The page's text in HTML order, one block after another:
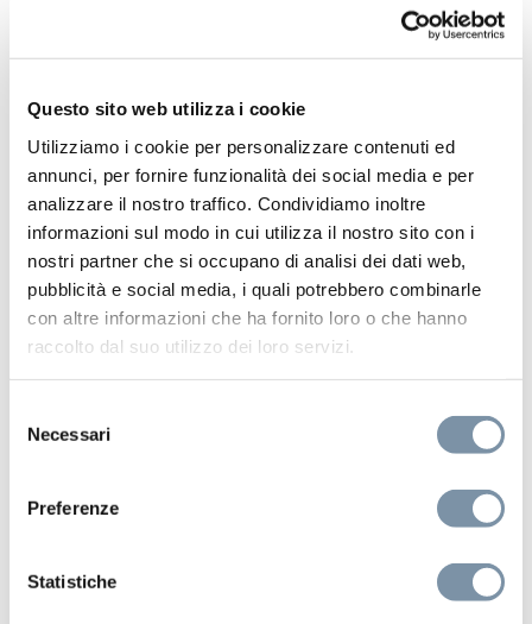
Questo sito web utilizza i cookie
Utilizziamo i cookie per personalizzare contenuti ed
annunci, per fornire funzionalità dei social media e per
analizzare il nostro traffico. Condividiamo inoltre
informazioni sul modo in cui utilizza il nostro sito con i
nostri partner che si occupano di analisi dei dati web,
pubblicità e social media, i quali potrebbero combinarle
con altre informazioni che ha fornito loro o che hanno
raccolto dal suo utilizzo dei loro servizi.
delNecessari
Preferenze
Statistiche
Rain shower head ø 250 // h. 12 mm
RU202 D